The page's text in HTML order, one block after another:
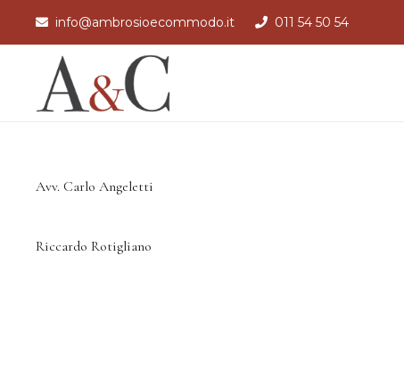
info@ambrosioecommodo.it 011 54 50 54
Avv. Carlo Angeletti
Riccardo Rotigliano